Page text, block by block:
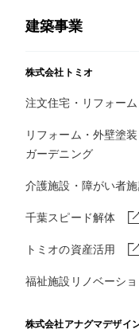
建築事業
株式会社トミオ
注文住宅・リフォー
リフォーム・外壁塗
ガーデニング
介護施設・障がい者
千葉スピード解体
トミオの資産活用
福祉施設リノベーシ
株式会社アナグマデザイ